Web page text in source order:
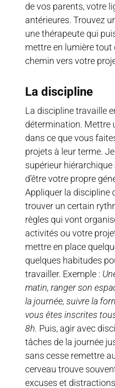
de vos parents, votre
antérieures. Trouvez
une thérapeute qui
mettre en lumière tout
chemin vers votre
La discipline
La discipline travaille
détermination. Mettre
dans ce que vous
projets à leur terme.
supérieur
d’être votre propre
Appliquer la discipline
trouver un certain
règles qui vont
activités ou votre
mettre en place
quelques habitudes
travailler. Exemple :
matin, ranger son
la journée, suivre la
vous êtes inscrites
8h. Puis, agir avec
tâches de la journée
sans cesse remettre
cerveau trouve
excuses et